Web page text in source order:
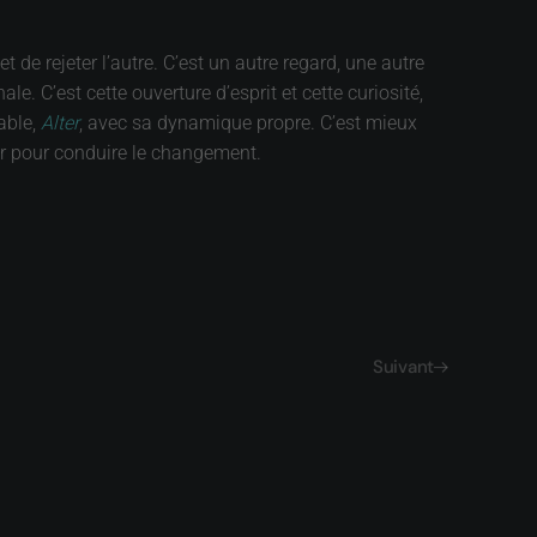
rejeter l’autre. C’est un autre regard, une autre
C’est cette ouverture d’esprit et cette curiosité,
Alter, avec sa dynamique propre. C’est mieux
pour conduire le changement.
Suivant